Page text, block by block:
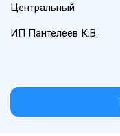
Центральный
ИП Пантелеев К.В.